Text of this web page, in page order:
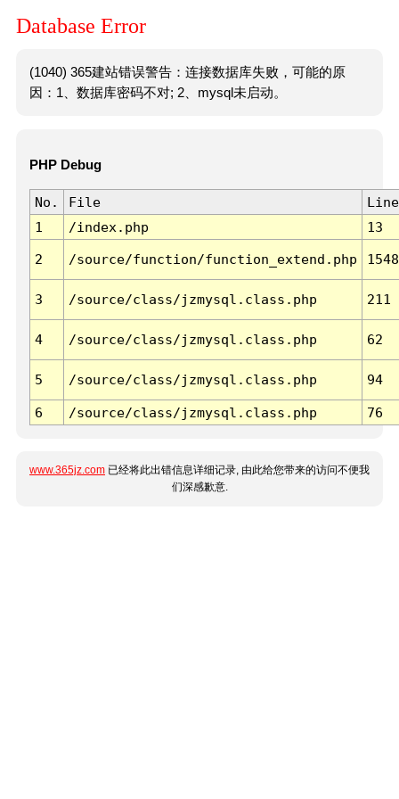
Database Error
(1040) 365建站错误警告：连接数据库失败，可能的原
因：1、数据库密码不对; 2、mysql未启动。
PHP Debug
No. File
Line
1
/index.php 13
2 /source/function/function_extend.php 1548
3 /source/class/jzmysql.class.php 211
4 /source/class/jzmysql.class.php 62
5 /source/class/jzmysql.class.php 94
6 /source/class/jzmysql.class.php 76
www.365jz.com 已经将此出错信息详细记录, 由此给您带来的访问不便我
们深感歉意.